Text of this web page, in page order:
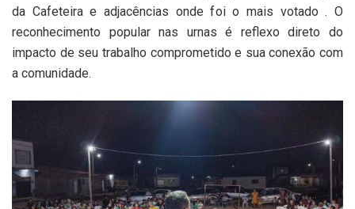
da Cafeteira e adjacências onde foi o mais votado . O
reconhecimento popular nas urnas é reflexo direto do
impacto de seu trabalho comprometido e sua conexão com
a comunidade.